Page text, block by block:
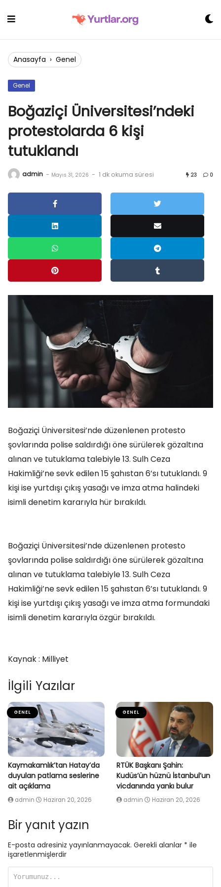
Anasayfa › Genel
Genel
Boğaziçi Üniversitesi’ndeki
protestolarda 6 kişi
tutuklandı
admin - Mayıs 31, 2026 - 1 dk okuma süresi 23 0
Boğaziçi Üniversitesi’nde düzenlenen protesto
şovlarında polise saldırdığı öne sürülerek gözaltına
alınan ve tutuklama talebiyle 13. Sulh Ceza
Hakimliği’ne sevk edilen 15 şahıstan 6’sı tutuklandı. 9
kişi ise yurtdışı çıkış yasağı ve imza atma halindeki
isimli denetim kararıyla hür bırakıldı.
Boğaziçi Üniversitesi’nde düzenlenen protesto
şovlarında polise saldırdığı öne sürülerek gözaltına
alınan ve tutuklama talebiyle 13. Sulh Ceza
Hakimliği’ne sevk edilen 15 şahıstan 6’sı tutuklandı. 9
kişi ise yurtdışı çıkış yasağı ve imza atma formundaki
isimli denetim kararıyla özgür bırakıldı.
Kaynak : Milliyet
İlgili Yazılar
GENEL
Kaymakamlık’tan Hatay’da
duyulan patlama seslerine
ait açıklama
admin Haziran 20, 2026
GENEL
RTÜK Başkanı Şahin:
Kudüs’ün hüznü İstanbul’un
vicdanında yankı bulur
admin Haziran 20, 2026
Bir yanıt yazın
E-posta adresiniz yayınlanmayacak. Gerekli alanlar * ile
işaretlenmişlerdir